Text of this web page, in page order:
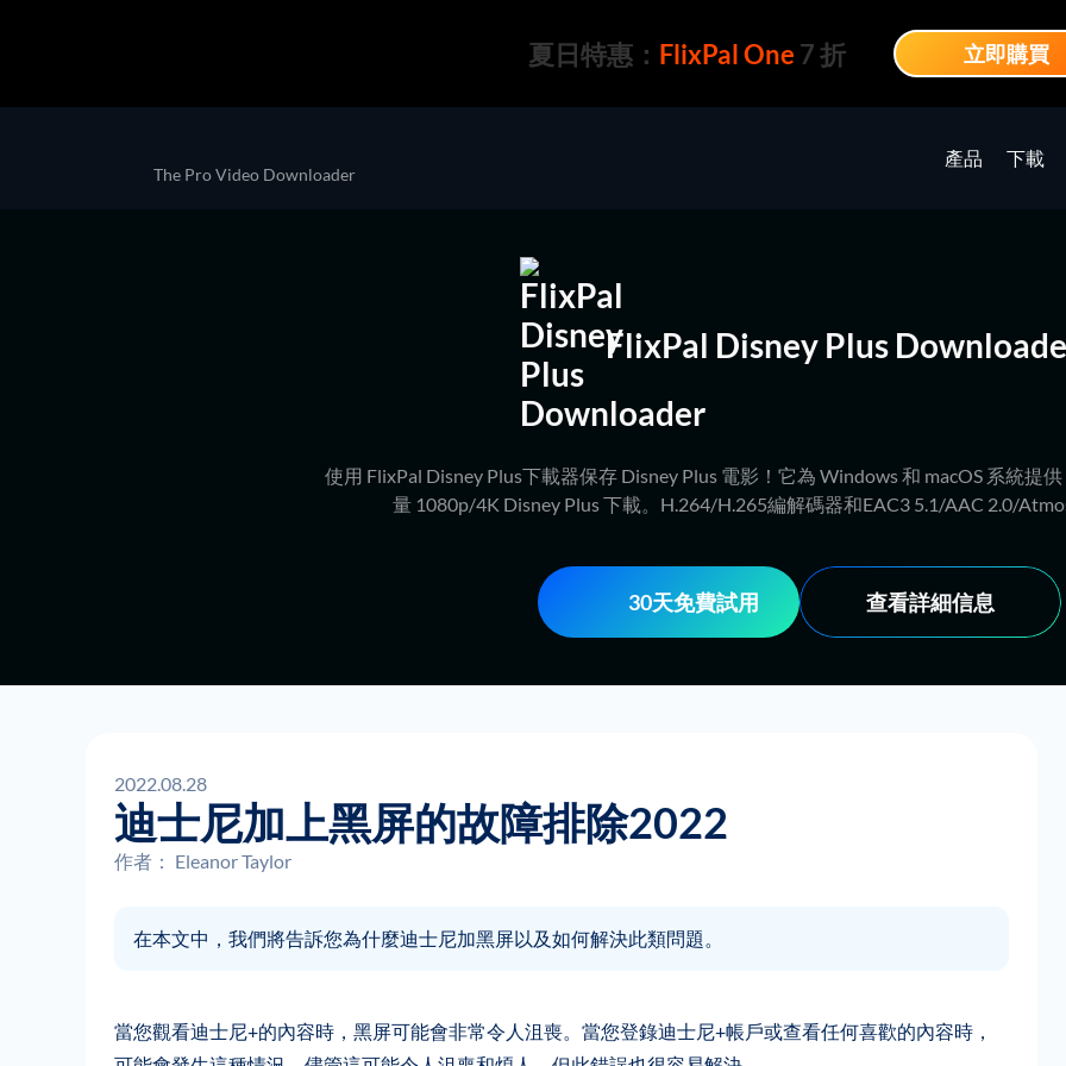
The Pro Video Downloader
產品 下載
夏日特惠： FlixPal One 7 折 立即購買
FlixPal Disney Plus
使用 FlixPal Disney Plus下載器保存 Disney Plus 電影！它為 Windows 和 macOS 系統提
量 1080p/4K Disney Plus 下載。H.264/H.265編解碼器和EAC3 5.1/AAC 2.0/
30天免費試用 查看詳細信息
2022.08.28
迪士尼加上黑屏的故障排除2022
作者： Eleanor Taylor
在本文中，我們將告訴您為什麼迪士尼加黑屏以及如何解決此類問題。
當您觀看迪士尼+的內容時，黑屏可能會非常令人沮喪。當您登錄迪士尼+帳戶或查看任何喜歡的內容時，